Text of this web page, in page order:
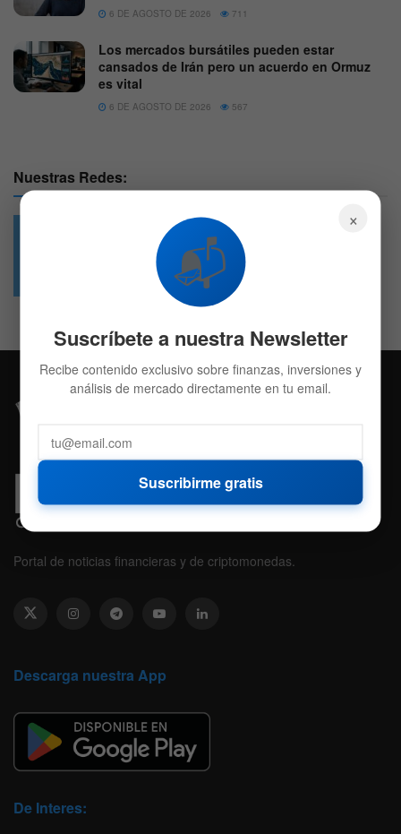
6 DE AGOSTO DE 2026 711
Los mercados bursátiles pueden estar
cansados de Irán pero un acuerdo en Ormuz
es vital
6 DE AGOSTO DE 2026 567
Nuestras Redes:
4.7k
Followers
Portal de noticias financieras y de criptomonedas.
Descarga nuestra App
De Interes:
×
📬
Suscríbete a nuestra Newsletter
Recibe contenido exclusivo sobre finanzas, inversiones y
análisis de mercado directamente en tu email.
Suscribirme gratis